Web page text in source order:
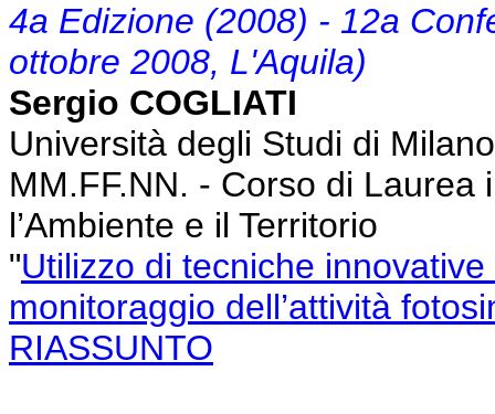
4a Edizione (2008) - 12a
ottobre 2008, L'Aquila)
Sergio COGLIATI
Università degli Studi di
MM.FF.NN. - Corso di Laurea
l’Ambiente e il Territorio
"Utilizzo di tecniche
monitoraggio dell’attività
RIASSUNTO